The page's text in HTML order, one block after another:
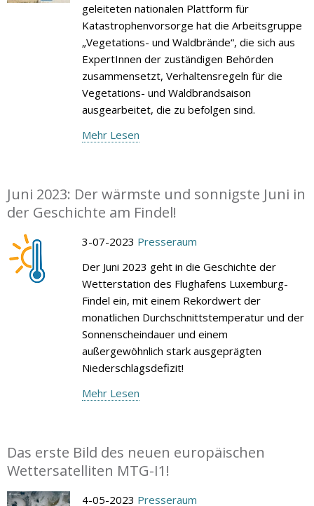
geleiteten nationalen Plattform für
Katastrophenvorsorge hat die Arbeitsgruppe
„Vegetations- und Waldbrände“, die sich aus
ExpertInnen der zuständigen Behörden
zusammensetzt, Verhaltensregeln für die
Vegetations- und Waldbrandsaison
ausgearbeitet, die zu befolgen sind.
Mehr Lesen
Juni 2023: Der wärmste und sonnigste Juni in
der Geschichte am Findel!
3-07-2023 Presseraum
Der Juni 2023 geht in die Geschichte der
Wetterstation des Flughafens Luxemburg-
Findel ein, mit einem Rekordwert der
monatlichen Durchschnittstemperatur und der
Sonnenscheindauer und einem
außergewöhnlich stark ausgeprägten
Niederschlagsdefizit!
Mehr Lesen
Das erste Bild des neuen europäischen
Wettersatelliten MTG-I1!
4-05-2023 Presseraum